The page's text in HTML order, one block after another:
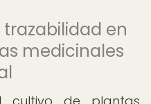
en
medicinales